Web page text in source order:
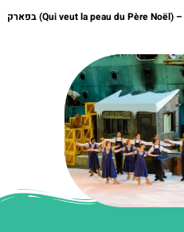
מופע: ריקוד הכריסמס – (Qui veut la peau du Père Noël) בפארק